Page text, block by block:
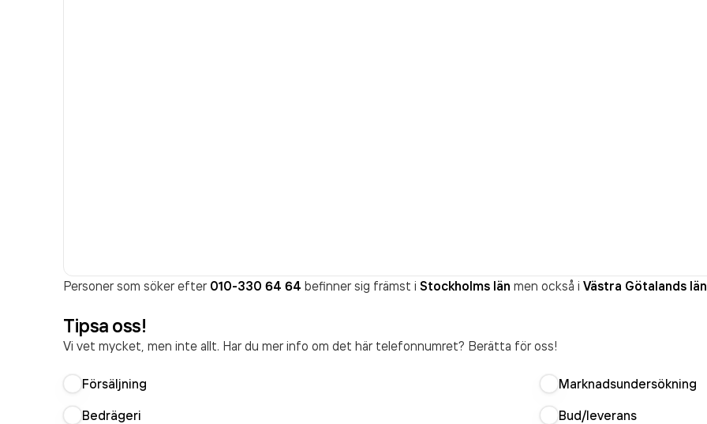
Personer som söker efter 010-330 64 64 befinner sig främst i Stockholms län men också i Västra Götalands län
Tipsa oss!
Vi vet mycket, men inte allt. Har du mer info om det här telefonnumret? Berätta för oss!
Försäljning
Marknadsundersökning
Bedrägeri
Bud/leverans